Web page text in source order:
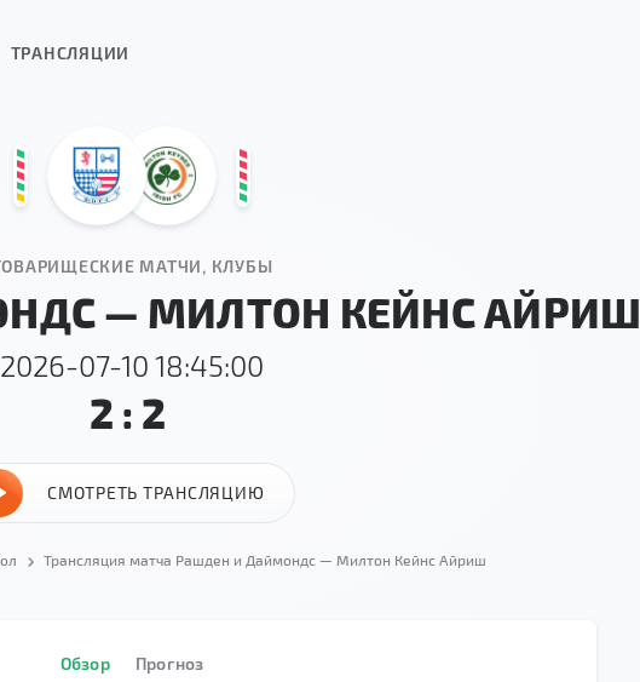
ТРАНСЛЯЦИИ
МАТЧИ, КЛУБЫ
— МИЛТОН КЕЙНС АЙРИШ
2026-07-10 18:45:00
2:2
СМОТРЕТЬ ТРАНСЛЯЦИЮ
Трансляция матча Рашден и Даймондс — Милтон Кейнс Айриш
Обзор Прогноз